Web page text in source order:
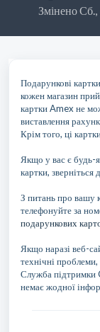
Змінено
Подарункові
кожен магазин
картки Amex не
виставлення
Крім того, ці
Якщо у вас є будь-
картки, зверніться
З питань про вашу
телефонуйте за
подарункових
Якщо наразі веб-
технічні
Служба підтримки
немає жодної